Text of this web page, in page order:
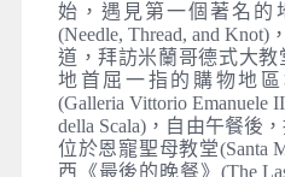
始，遇見第一個著名的
(Needle, Thread, and
道，拜訪米蘭哥德式大教
地首屈一指的購物地
(Galleria Vittorio Emanuele
della Scala)，自由午餐後
位於恩寵聖母教堂(Santa
西《最後的晚餐》(The